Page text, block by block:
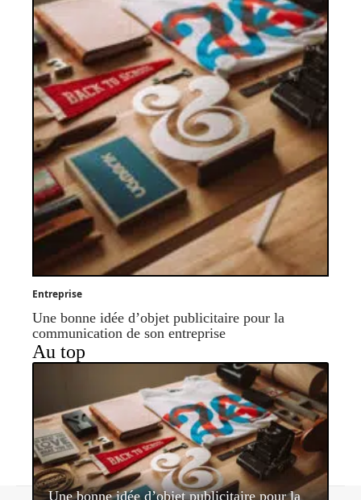
Entreprise
Une bonne idée d’objet publicitaire pour la
communication de son entreprise
Au top
Une bonne idée d’objet publicitaire pour la